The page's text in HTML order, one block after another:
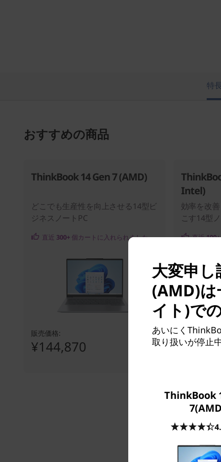
特
おすすめの商品
ThinkBook 14 Gen 7 (AMD)
どこでも生産性を向上させる14型ビ
ジネスノートPC
直近 300+個カートに入れられました
販売価格:
¥144,870
Intel)
効率を改
こす14型
直近100+
販売価格:
大変申
(AMD)は
イト)で
あいにく
取り扱いが停止
ThinkBook